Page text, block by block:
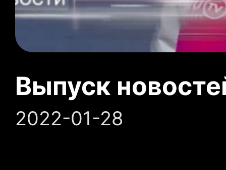
Выпуск
2022-01-28